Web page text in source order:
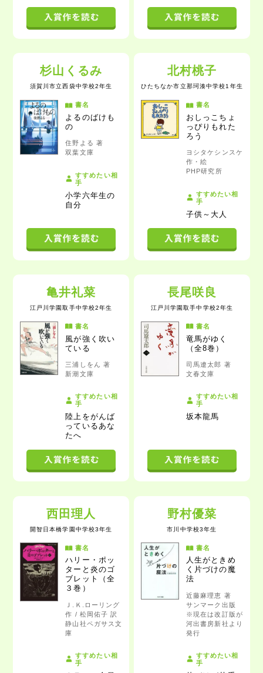
杉山くるみ
須賀川市立西袋中学校2年生
書名
よるのばけも
の
住野よる 著
双葉文庫
すすめたい相
手
小学六年生の
自分
北村桃子
ひたちなか市立那珂湊中学校1年生
書名
おしっこちょ
っぴりもれた
ろう
ヨシタケシンスケ
作・絵
PHP研究所
すすめたい相
手
子供～大人
亀井礼菜
江戸川学園取手中学校2年生
書名
風が強く吹い
ている
三浦しをん 著
新潮文庫
すすめたい相
手
陸上をがんば
っているあな
たへ
長尾咲良
江戸川学園取手中学校2年生
書名
竜馬がゆく
（全8巻）
司馬遼太郎 著
文春文庫
すすめたい相
手
坂本龍馬
西田理人
開智日本橋学園中学校3年生
書名
ハリー・ポッ
ターと炎のゴ
ブレット
（全
３巻）
Ｊ.Ｋ.ローリング
作 / 松岡佑子 訳
静山社ペガサス文
庫
すすめたい相
手
野村優菜
市川中学校3年生
書名
人生がときめ
く片づけの魔
法
近藤麻理恵 著
サンマーク出版
※現在は改訂版が
河出書房新社より
発行
すすめたい相
手